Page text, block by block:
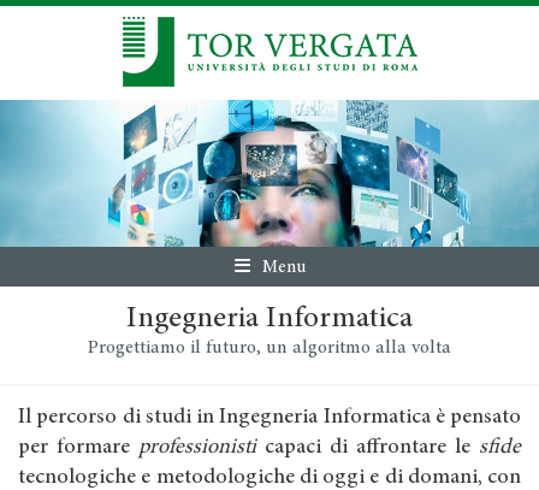
Menu
Ingegneria Informatica
Progettiamo il futuro, un algoritmo alla volta
Il percorso di studi in Ingegneria Informatica è pensato
per formare professionisticapaci di affrontare le sfide
tecnologiche e metodologiche di oggi e di domani, con